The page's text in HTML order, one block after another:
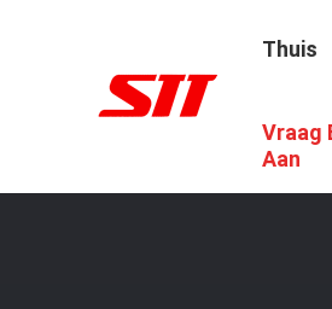
Thuis
Vraag
Aan
De